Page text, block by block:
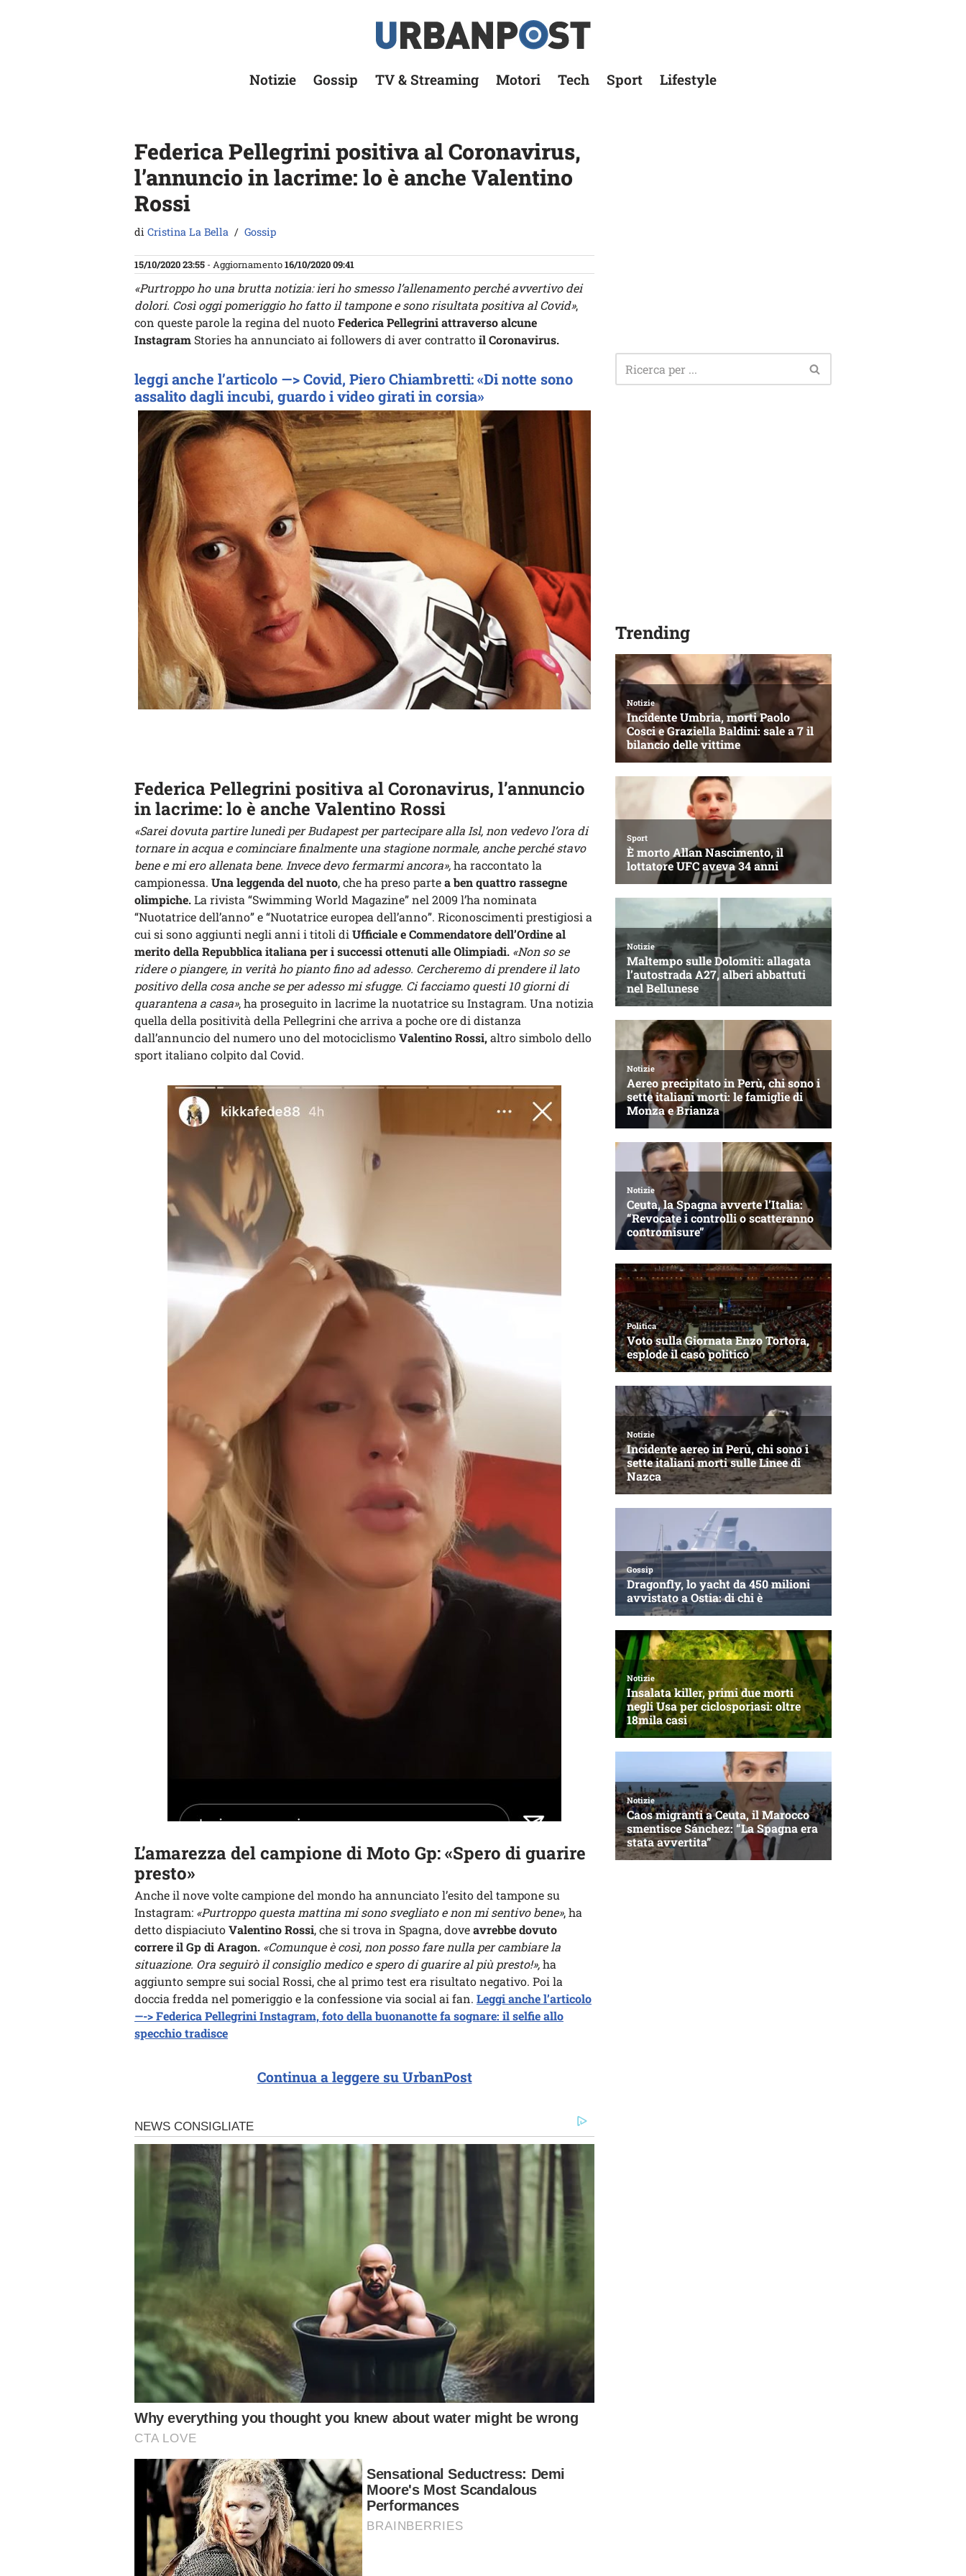
Notizie Gossip TV & Streaming Motori Tech Sport Lifestyle
Federica Pellegrini positiva al Coronavirus,
l’annuncio in lacrime: lo è anche Valentino
Rossi
di Cristina La Bella Gossip
15/10/2020 23:55 - Aggiornamento16/10/2020 09:41
«Purtroppo ho una brutta notizia: ieri ho smesso l’allenamento perché avvertivo dei
dolori. Così oggi pomeriggio ho fatto il tampone e sono risultata positiva al Covid»,
con queste parole la regina del nuotoFederica Pellegrini attraverso alcune
Instagram Stories ha annunciato ai followers di aver contrattoil Coronavirus.
leggi anche l’articolo —> Covid, Piero Chiambretti: «Di notte sono
assalito dagli incubi, guardo i video girati in corsia»
Federica Pellegrini positiva al Coronavirus, l’annuncio
in lacrime: lo è anche Valentino Rossi
«Sarei dovuta partire lunedì per Budapest per partecipare alla Isl, non vedevo l’ora di
tornare in acqua e cominciare finalmente una stagione normale, anche perché stavo
bene e mi ero allenata bene. Invece devo fermarmi ancora»,ha raccontato la
campionessa. Una leggenda del nuoto, che ha preso partea ben quattro rassegne
olimpiche.La rivista “Swimming World Magazine” nel 2009 l’ha nominata
“Nuotatrice dell’anno” e “Nuotatrice europea dell’anno”. Riconoscimenti prestigiosi a
cui si sono aggiunti negli anni i titoli di Ufficiale e Commendatore dell’Ordine al
merito della Repubblica italiana per i successi ottenuti alle Olimpiadi. «Non so se
ridere o piangere, in verità ho pianto fino ad adesso. Cercheremo di prendere il lato
positivo della cosa anche se per adesso mi sfugge. Ci facciamo questi 10 giorni di
quarantena a casa», ha proseguito in lacrime la nuotatrice su Instagram. Una notizia
quella della positività della Pellegrini che arriva a poche ore di distanza
dall’annuncio del numero uno del motociclismoValentino Rossi,altro simbolo dello
sport italiano colpito dal Covid.
L’amarezza del campione di Moto Gp: «Spero di guarire
presto»
Anche il nove volte campione del mondo ha annunciato l’esito del tampone su
Instagram: «Purtroppo questa mattina mi sono svegliato e non mi sentivo bene», ha
detto dispiaciutoValentino Rossi, che si trova in Spagna, doveavrebbe dovuto
correre il Gp di Aragon. «Comunque è così, non posso fare nulla per cambiare la
situazione. Ora seguirò il consiglio medico e spero di guarire al più presto!»,ha
aggiunto sempre sui social Rossi, che al primo test era risultato negativo. Poi la
doccia fredda nel pomeriggio e la confessione via social ai fan. Leggi anche l’articolo
—->Federica Pellegrini Instagram, foto della buonanotte fa sognare: il selfie allo
specchio tradisce
Continua a leggere su UrbanPost
Trending